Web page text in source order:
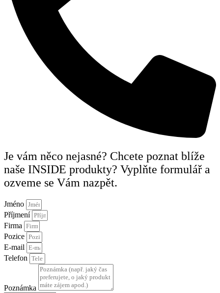
Je vám něco nejasné? Chcete poznat blíže
naše INSIDE produkty? Vyplňte formulář a
ozveme se Vám nazpět.
Jméno
Příjmení
Firma
Pozice
E-mail
Telefon
Poznámka